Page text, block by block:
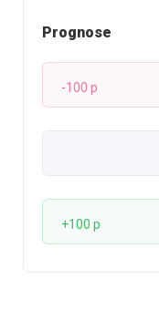
Prognose
-100 p
+100 p